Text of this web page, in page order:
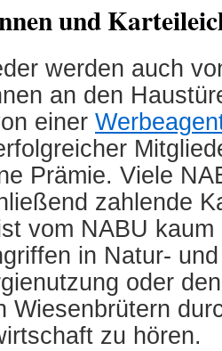
und
werden auch
an den
einer
Prämie. Viele
zahlende
vom NABU
in Natur-
oder
Wiesenbrütern
zu hören.